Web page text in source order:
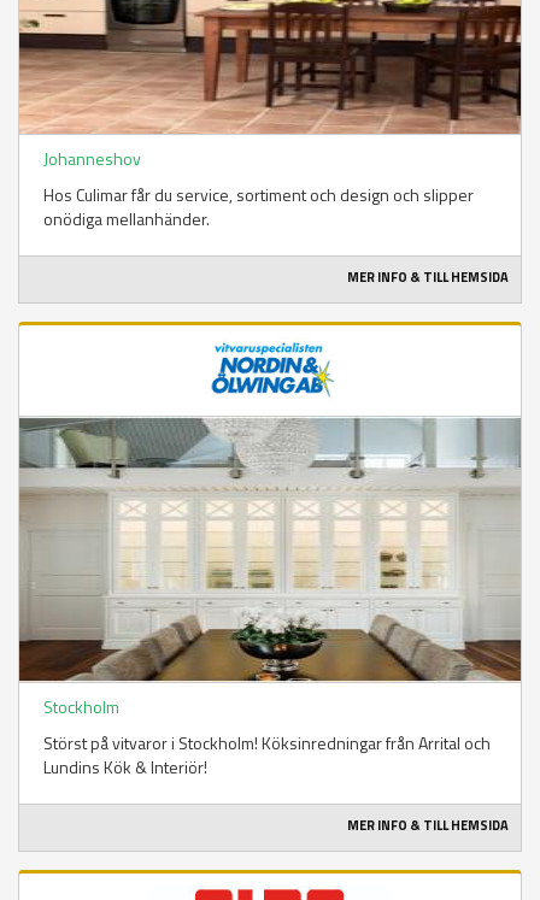
Johanneshov
Hos Culimar får du service, sortiment och design och slipper
onödiga mellanhänder.
MER INFO & TILL HEMSIDA
Stockholm
Störst på vitvaror i Stockholm! Köksinredningar från Arrital och
Lundins Kök & Interiör!
MER INFO & TILL HEMSIDA